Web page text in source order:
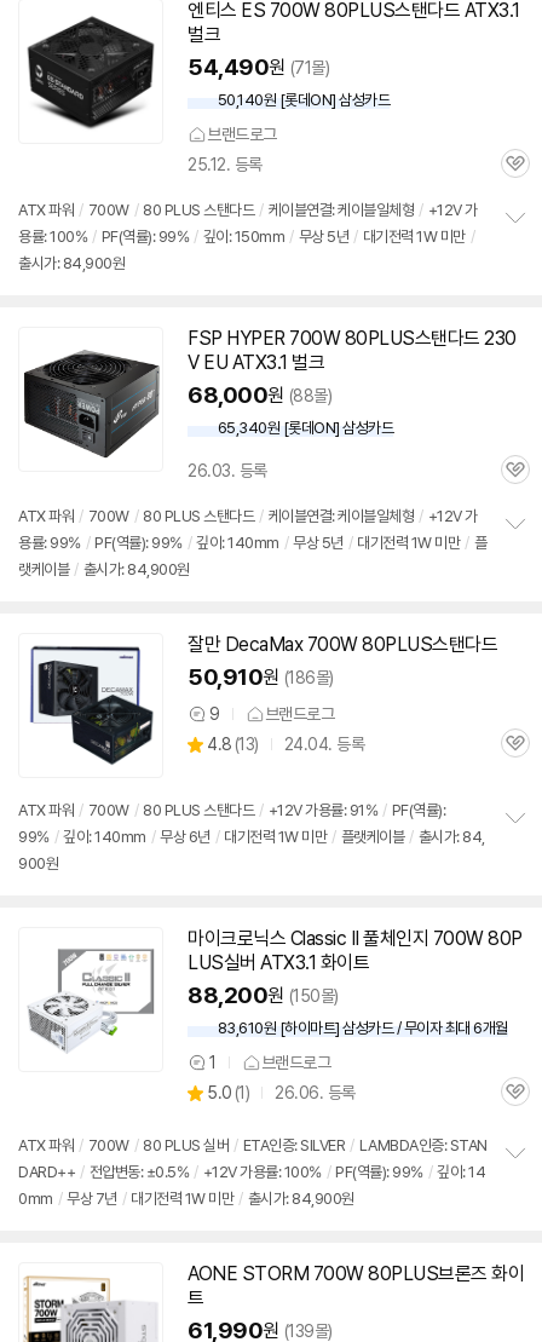
엔티스 ES 700W 80PLUS스탠다드 ATX3.1
벌크
54,490원 (71몰)
50,140원 [롯데ON] 삼성카드
브랜드로그
25.12. 등록
관
ATX 파워 / 700W / 80 PLUS 스탠다드 / 케이블연결: 케이블일체형 / +12V 가
용률: 100% / PF(역률): 99% / 깊이: 150mm / 무상 5년 / 대기전력 1W 미만 /
출시가: 84,900원
기
FSP HYPER 700W 80PLUS스탠다드 230
V EU ATX3.1 벌크
68,000원 (88몰)
65,340원 [롯데ON] 삼성카드
26.03. 등록
관
ATX 파워 / 700W / 80 PLUS 스탠다드 / 케이블연결: 케이블일체형 / +12V 가
용률: 99% / PF(역률): 99% / 깊이: 140mm / 무상 5년 / 대기전력 1W 미만 / 플
랫케이블 / 출시가: 84,900원
잘만 DecaMax 700W 80PLUS스탠다드
50,910원 (186몰)
상
품
9 브랜드로그
별
4.8 (상
뷰
13) 24.04. 등록
관
ATX 파워 / 700W / 80 PLUS 스탠다드 / +12V 가용률: 91% / PF(역률):
99% / 깊이: 140mm / 무상 6년 / 대기전력 1W 미만 / 플랫케이블 / 출시가: 84,
900원
기
마이크로닉스 Classic II 풀체인지 700W 80P
LUS실버 ATX3.1 화이트
88,200원 (150몰)
83,610원 [하이마트] 삼성카드 / 무이자 최대 6개월
상
품
견
1 브랜드로그
별
5.0 (상
리
뷰
1) 26.06. 등록
관
ATX 파워 / 700W / 80 PLUS 실버 / ETA인증: SILVER / LAMBDA인증: STAN
DARD++ / 전압변동: ±0.5% / +12V 가용률: 100% / PF(역률): 99% / 깊이: 14
0mm / 무상 7년 / 대기전력 1W 미만 / 출시가: 84,900원
기
AONE STORM 700W 80PLUS브론즈 화이
트
61,990원 (139몰)